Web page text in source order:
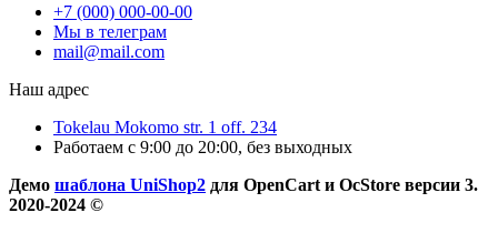
+7 (000) 000-00-00
Мы в телеграм
mail@mail.com
Наш адрес
Tokelau Mokomo str. 1 off. 234
Работаем с 9:00 до 20:00, без выходных
Демо шаблона UniShop2 для OpenCart и OcStore версии 3.
2020-2024 ©